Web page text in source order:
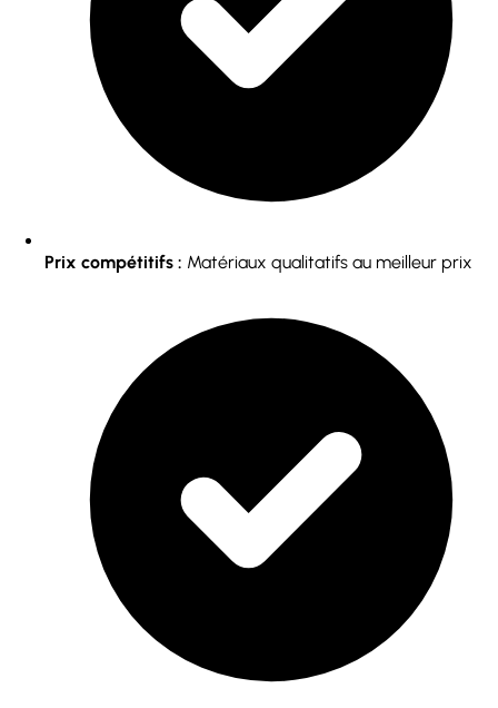
Prix compétitifs : Matériaux qualitatifs au meilleur prix